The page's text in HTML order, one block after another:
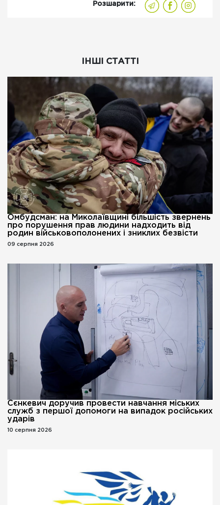
Розшарити:
ІНШІ СТАТТІ
Омбудсман: на Миколаївщині більшість звернень
про порушення прав людини надходить від
родин військовополонених і зниклих безвісти
09 серпня 2026
Сєнкевич доручив провести навчання міських
служб з першої допомоги на випадок російських
ударів
10 серпня 2026